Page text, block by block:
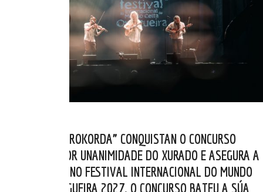
OS BELGAS “AÉROKORDA” CONQUISTAN O CONCURSO
RUNAS 2026 POR UNANIMIDADE DO XURADO E ASEGURA A
SÚA PRESENZA NO FESTIVAL INTERNACIONAL DO MUNDO
CELTA DE ORTIGUEIRA 2027. O CONCURSO BATEU A SÚA